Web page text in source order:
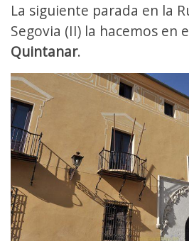
La siguiente parada en la
Segovia (II) la hacemos en
Quintanar.